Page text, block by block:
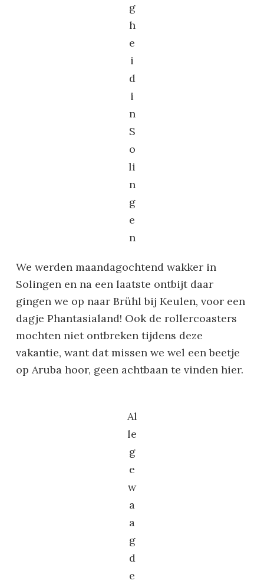
g
h
e
i
d
i
n
S
o
li
n
g
e
n
We werden maandagochtend wakker in
Solingen en na een laatste ontbijt daar
gingen we op naar Brühl bij Keulen, voor een
dagje Phantasialand! Ook de rollercoasters
mochten niet ontbreken tijdens deze
vakantie, want dat missen we wel een beetje
op Aruba hoor, geen achtbaan te vinden hier.
Al
le
g
e
w
a
a
g
d
e